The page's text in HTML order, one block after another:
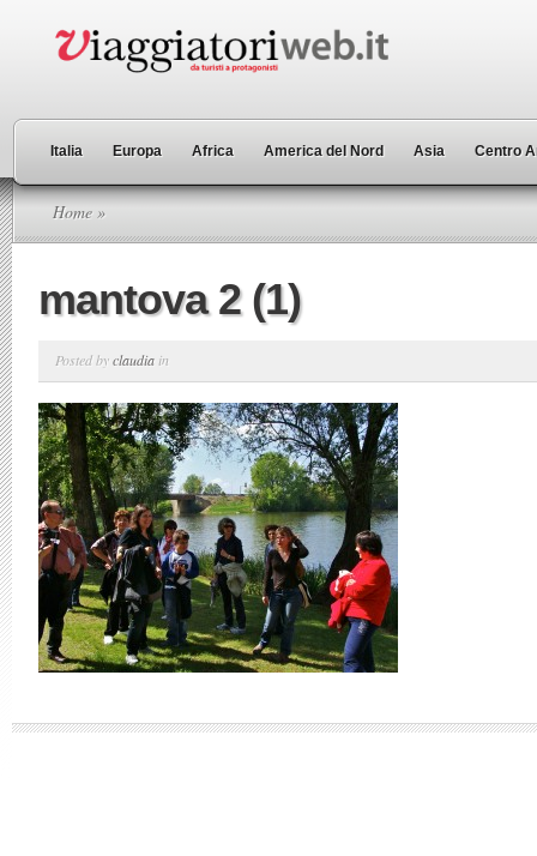
Italia Europa Africa America del Nord Asia Centro
Home »
mantova 2 (1)
Posted byclaudia in